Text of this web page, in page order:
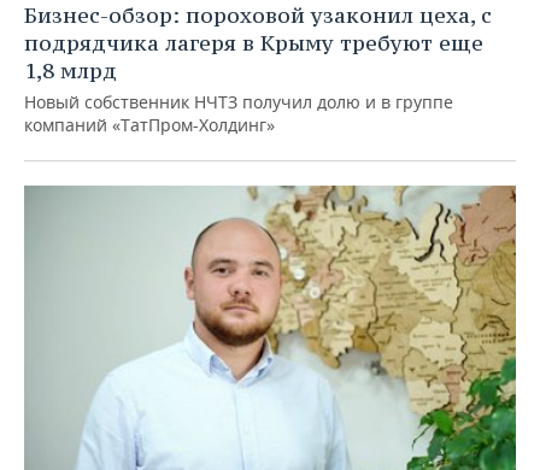
Бизнес-обзор: пороховой узаконил цеха, с
подрядчика лагеря в Крыму требуют еще
1,8 млрд
Новый собственник НЧТЗ получил долю и в группе
компаний «ТатПром-Холдинг»